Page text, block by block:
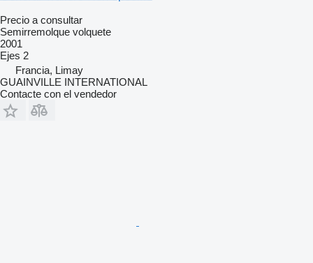
Precio a consultar
Semirremolque volquete
2001
Ejes 2
Francia, Limay
GUAINVILLE INTERNATIONAL
Contacte con el vendedor